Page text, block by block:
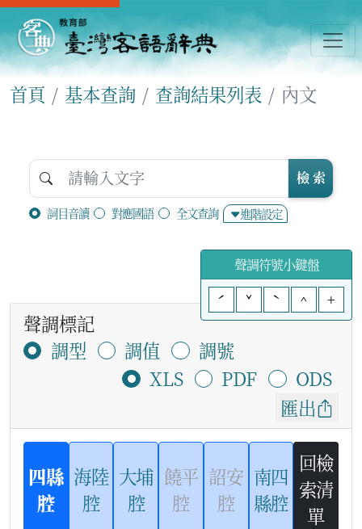
首頁 基本查詢 查詢結果列表 內文
詞目音讀 對應國語 全文查詢 進階設定
檢 索
聲調符號小鍵盤
ˊ
ˇ ˋ ^ +
聲調標記
調型
調值
調號
XLS
PDF
ODS
匯出
四縣
腔
海陸
腔
大埔
腔
饒平
腔
詔安
腔
南四
縣腔
回檢
索清
單